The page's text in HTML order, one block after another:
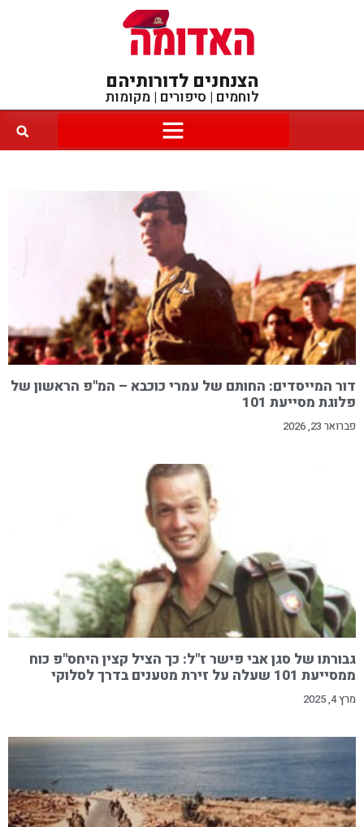
הצנחנים לדורותיהם
לוחמים | סיפורים | מקומות
דור המייסדים: החותם של עמרי כוכבא – המ"פ הראשון של
פלוגת מסייעת 101
פברואר 23, 2026
גבורתו של סגן אבי פישר ז"ל: כך הציל קצין היחס"פ כוח
ממסייעת 101 שעלה על זירת מטענים בדרך לסלוקי
מרץ 4, 2025